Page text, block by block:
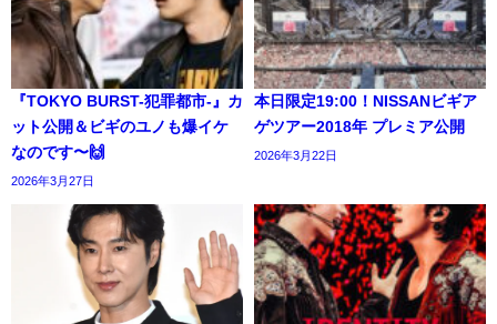
『TOKYO BURST-犯罪都市-』カ
ット公開＆ビギのユノも爆イケ
なのです〜🙌
2026年3月27日
本日限定19:00！NISSANビギア
ゲツアー2018年 プレミア公開
2026年3月22日